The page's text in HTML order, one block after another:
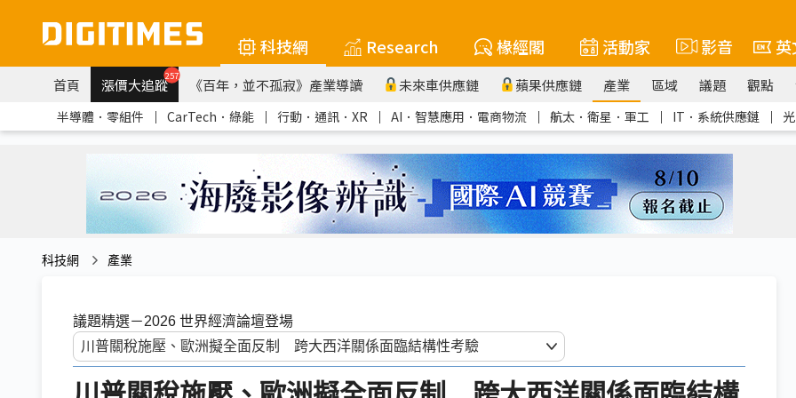
科技網 Research 椽經閣 活動家 影音
首頁 漲價大追蹤257 《百年，並不孤寂》產業導讀 未來車供應鏈 蘋果供應鏈 產業 區域 議題 觀點
半導體．零組件 ｜ CarTech．綠能 ｜ 行動．通訊．XR ｜ AI．智慧應用．電商物流 ｜ 航太．衛星．軍工 ｜ IT．系統供應鏈 ｜
科技網 產業
議題精選－2026 世界經濟論壇登場